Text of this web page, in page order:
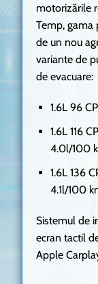
motorizările
Temp, gama
de un nou
variante de
de evacuare:
1.6L 96
1.6L 116
4.0l/100
1.6L 136
4.1l/100
Sistemul de
ecran tactil
Apple